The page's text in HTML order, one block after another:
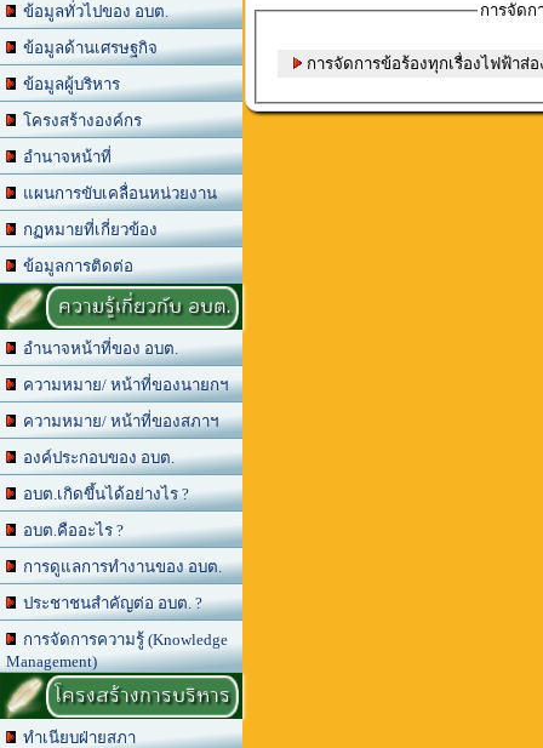
ข้อมูลทั่วไปของ อบต.
ข้อมูลด้านเศรษฐกิจ
ข้อมูลผู้บริหาร
โครงสร้างองค์กร
อำนาจหน้าที่
แผนการขับเคลื่อนหน่วยงาน
กฏหมายที่เกี่ยวข้อง
ข้อมูลการติดต่อ
ความรู้เกี่ยวกับ อบต.
อำนาจหน้าที่ของ อบต.
ความหมาย/ หน้าที่ของนายกฯ
ความหมาย/ หน้าที่ของสภาฯ
องค์ประกอบของ อบต.
อบต.เกิดขึ้นได้อย่างไร ?
อบต.คืออะไร ?
การดูแลการทำงานของ อบต.
ประชาชนสำคัญต่อ อบต. ?
การจัดการความรู้ (Knowledge
Management)
โครงสร้างการบริหาร
ทำเนียบฝ่ายสภา
การจัดก
การจัดการข้อร้องทุกเรื่องไฟฟ้าส่อ